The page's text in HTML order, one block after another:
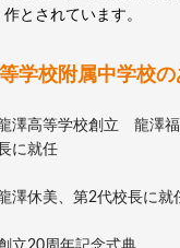
作とされています。
学校附属中学校の
澤高等学校創立 龍澤福
に就任
澤休美、第2代校長に就